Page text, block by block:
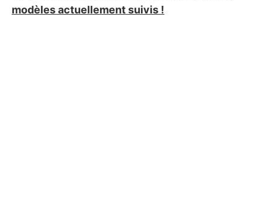
modèles actuellement suivis !